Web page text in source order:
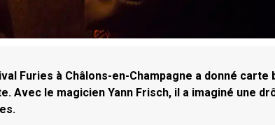
Furies à Châlons-en-Champagne a donné carte
Avec le magicien Yann Frisch, il a imaginé une